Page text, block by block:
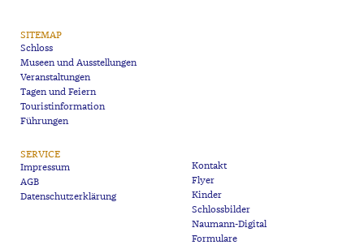
SITEMAP
Schloss
Museen und Ausstellungen
Veranstaltungen
Tagen und Feiern
Touristinformation
Führungen
SERVICE
Impressum
AGB
Datenschutzerklärung
Kontakt
Flyer
Kinder
Schlossbilder
Naumann-Digital
Formulare